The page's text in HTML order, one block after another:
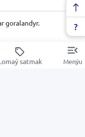
goralandyr.
satmak Menýu